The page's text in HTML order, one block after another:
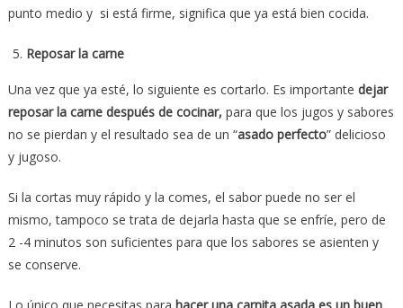
punto medio y si está firme, significa que ya está bien cocida.
Reposar la carne
Una vez que ya esté, lo siguiente es cortarlo. Es importante dejar
reposar la carne después de cocinar, para que los jugos y sabores
no se pierdan y el resultado sea de un “asado perfecto” delicioso
y jugoso.
Si la cortas muy rápido y la comes, el sabor puede no ser el
mismo, tampoco se trata de dejarla hasta que se enfríe, pero de
2 -4 minutos son suficientes para que los sabores se asienten y
se conserve.
Lo único que necesitas para hacer una carnita asada es un buen